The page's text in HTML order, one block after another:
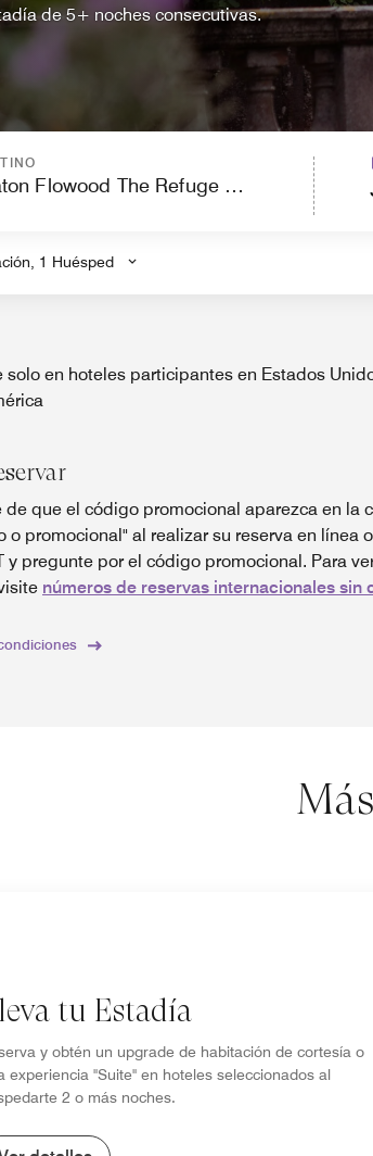
de 5+ noches consecutivas.
1 Huésped
solo en hoteles participantes en Estados
de que el código promocional aparezca en la
o promocional" al realizar su reserva en línea
y pregunte por el código promocional. Para
números de reservas internacionales sin
tu Estadía
y obtén un upgrade de habitación de cortesía o
experiencia "Suite" en hoteles seleccionados al
2 o más noches.